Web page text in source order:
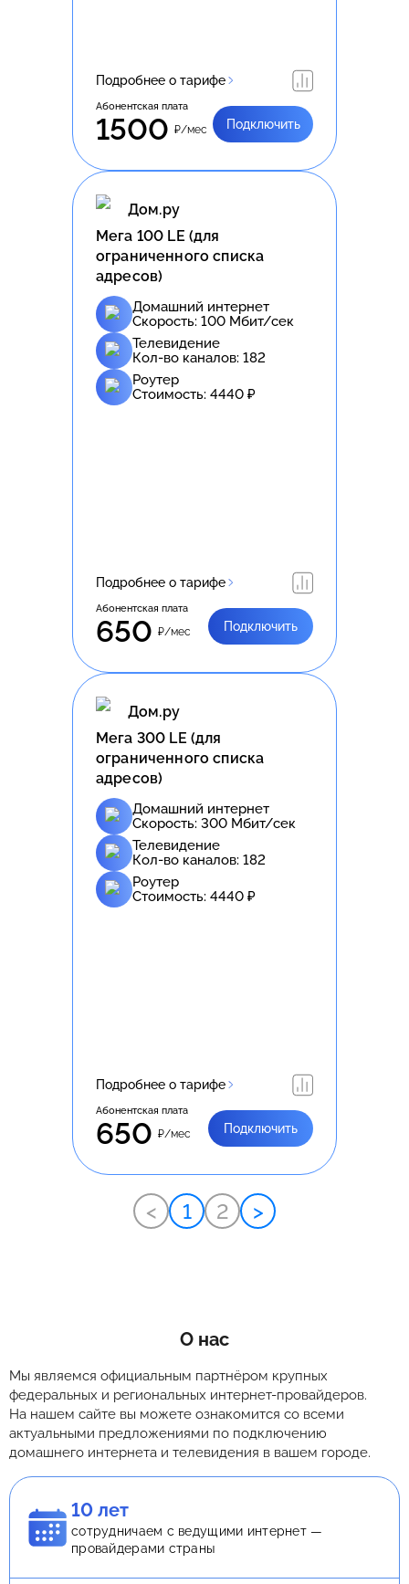
Подробнее о тарифе
Абонентская плата
1500 ₽/мес Подключить
Дом.ру
Meгa 100 LE (для
ограниченного списка
адресов)
Домашний интернет
Скорость: 100 Мбит/сек
Телевидение
Кол-во каналов: 182
Роутер
Стоимость: 4440 ₽
Подробнее о тарифе
Абонентская плата
650 ₽/мес Подключить
Дом.ру
Meгa 300 LE (для
ограниченного списка
адресов)
Домашний интернет
Скорость: 300 Мбит/сек
Телевидение
Кол-во каналов: 182
Роутер
Стоимость: 4440 ₽
Подробнее о тарифе
Абонентская плата
650 ₽/мес Подключить
< 1 2 >
О нас
Мы являемся официальным партнёром крупных
федеральных и региональных интернет-провайдеров.
На нашем сайте вы можете ознакомится со всеми
актуальными предложениями по подключению
домашнего интернета и телевидения в вашем городе.
10 лет
сотрудничаем с ведущими интернет —
провайдерами страны